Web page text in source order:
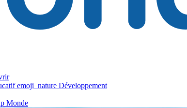
emoji_nature Développement
Monde